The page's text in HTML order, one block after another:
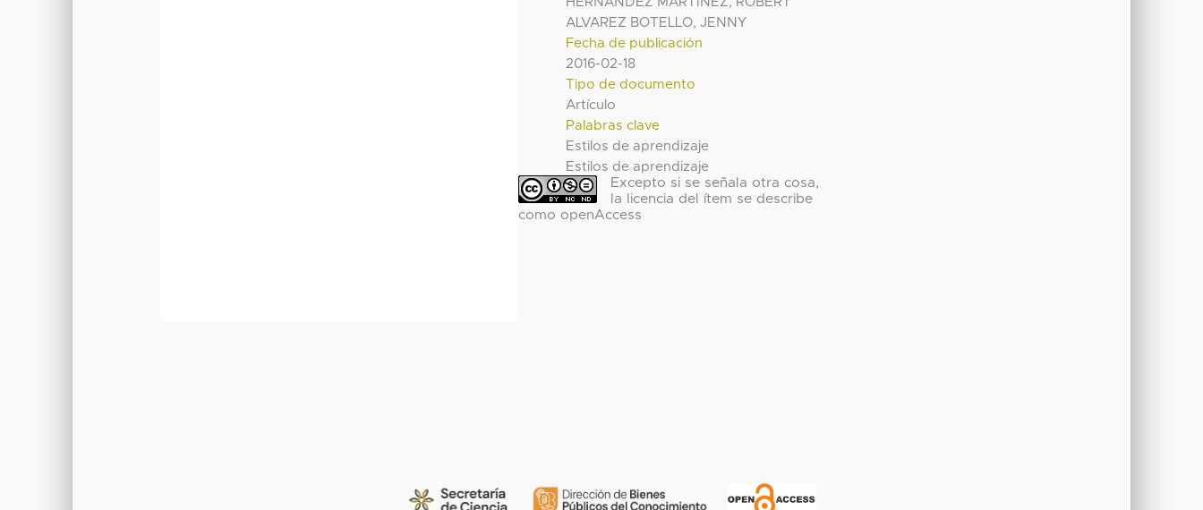
ALVAREZ BOTELLO, JENNY
Fecha de publicación
2016-02-18
Tipo de documento
Artículo
Palabras clave
Estilos de aprendizaje
Estilos de aprendizaje
Excepto si se señala otra cosa,
la licencia del ítem se describe
como openAccess